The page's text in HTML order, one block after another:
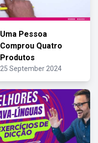
Uma Pessoa
Comprou Quatro
Produtos
25 September 2024